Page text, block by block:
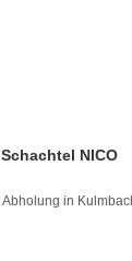
NICO